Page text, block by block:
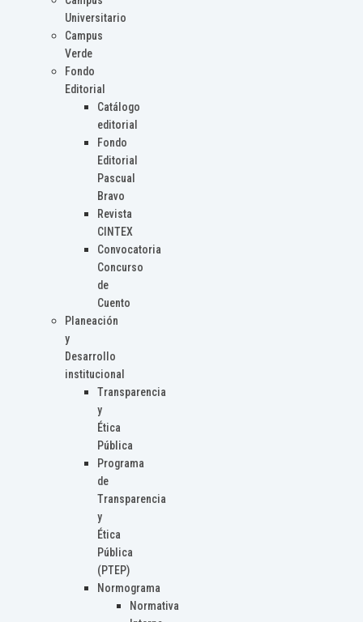
Universitario
Campus
Verde
Fondo
Editorial
Catálogo
editorial
Fondo
Editorial
Pascual
Bravo
Revista
CINTEX
Convocatoria
Concurso
de
Cuento
Planeación
y
Desarrollo
institucional
Transparencia
y
Ética
Pública
Programa
de
Transparencia
y
Ética
Pública
(PTEP)
Normograma
Normativa